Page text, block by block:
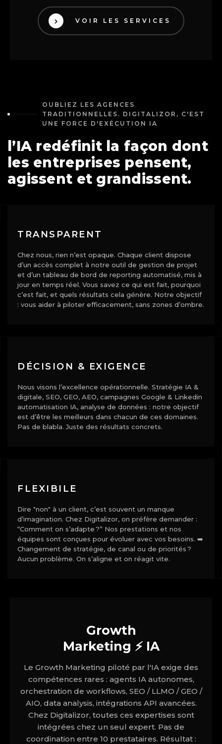
VOIR LES SERVICES
OUBLIEZ LES AGENCES
TRADITIONNELLES. DIGITALIZOR, C'EST
UNE FORCE D'EXÉCUTION IA
l’IA redéfinit la façon dont
les entreprises pensent,
agissent et grandissent.
TRANSPARENT
Chez nous, rien n’est opaque. Chaque client dispose
d’un accès complet à notre outil de gestion de projet
et d’un tableau de bord de reporting automatisé, mis à
jour en temps réel. Vous savez ce qui est fait, pourquoi
c’est fait, et quels résultats cela génère. Notre objectif
: vous aider à piloter efficacement, sans zones d’ombre.
DÉCISION & EXIGENCE
Nous visons l’excellence opérationnelle. Stratégie IA &
digitale, SEO, GEO, AEO, campagnes Google & Linkedin
automatisation IA, analyse de données : notre objectif
est d’être les meilleurs dans chacun de ces domaines.
Pas de blabla. Juste des résultats concrets.
FLEXIBILE
Dire "non" à un client, c’est souvent un manque
d’imagination. Chez Digitalizor, on préfère demander :
“Comment on s’adapte ?” Nos prestations et nos
équipes sont conçues pour évoluer avec vos besoins. ➡️
Changement de stratégie, de canal ou de priorités ?
Aucun problème. On s’aligne et on réagit vite.
Growth
Marketing ⚡ IA
Le Growth Marketing piloté par l'IA exige des
compétences rares : agents IA autonomes,
orchestration de workflows, SEO / LLMO / GEO /
AIO, data analysis, intégrations API avancées.
Chez Digitalizor, toutes ces expertises sont
intégrées chez un seul expert. Pas de
coordination entre 10 prestataires. Résultat :